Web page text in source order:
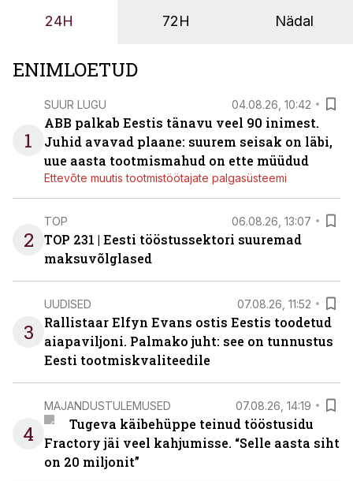
24H 72H Nädal
ENIMLOETUD
1
SUUR LUGU 04.08.26, 10:42
ABB palkab Eestis tänavu veel 90 inimest.
Juhid avavad plaane: suurem seisak on läbi,
uue aasta tootmismahud on ette müüdud
Ettevõte muutis tootmistöötajate palgasüsteemi
2
TOP 06.08.26, 13:07
TOP 231 | Eesti tööstussektori suuremad
maksuvõlglased
3
UUDISED 07.08.26, 11:52
Rallistaar Elfyn Evans ostis Eestis toodetud
aiapaviljoni. Palmako juht: see on tunnustus
Eesti tootmiskvaliteedile
4
MAJANDUSTULEMUSED 07.08.26, 14:19
Tugeva käibehüppe teinud tööstusidu
Fractory jäi veel kahjumisse. “Selle aasta siht
on 20 miljonit”